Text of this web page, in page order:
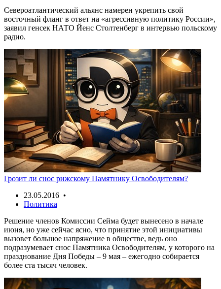
Североатлантический альянс намерен укрепить свой
восточный фланг в ответ на «агрессивную политику России»,
заявил генсек НАТО Йенс Столтенберг в интервью польскому
радио.
Грозит ли снос рижскому Памятнику Освободителям?
23.05.2016 •
Политика
Решение членов Комиссии Сейма будет вынесено в начале
июня, но уже сейчас ясно, что принятие этой инициативы
вызовет большое напряжение в обществе, ведь оно
подразумевает снос Памятника Освободителям, у которого на
празднование Дня Победы – 9 мая – ежегодно собирается
более ста тысяч человек.